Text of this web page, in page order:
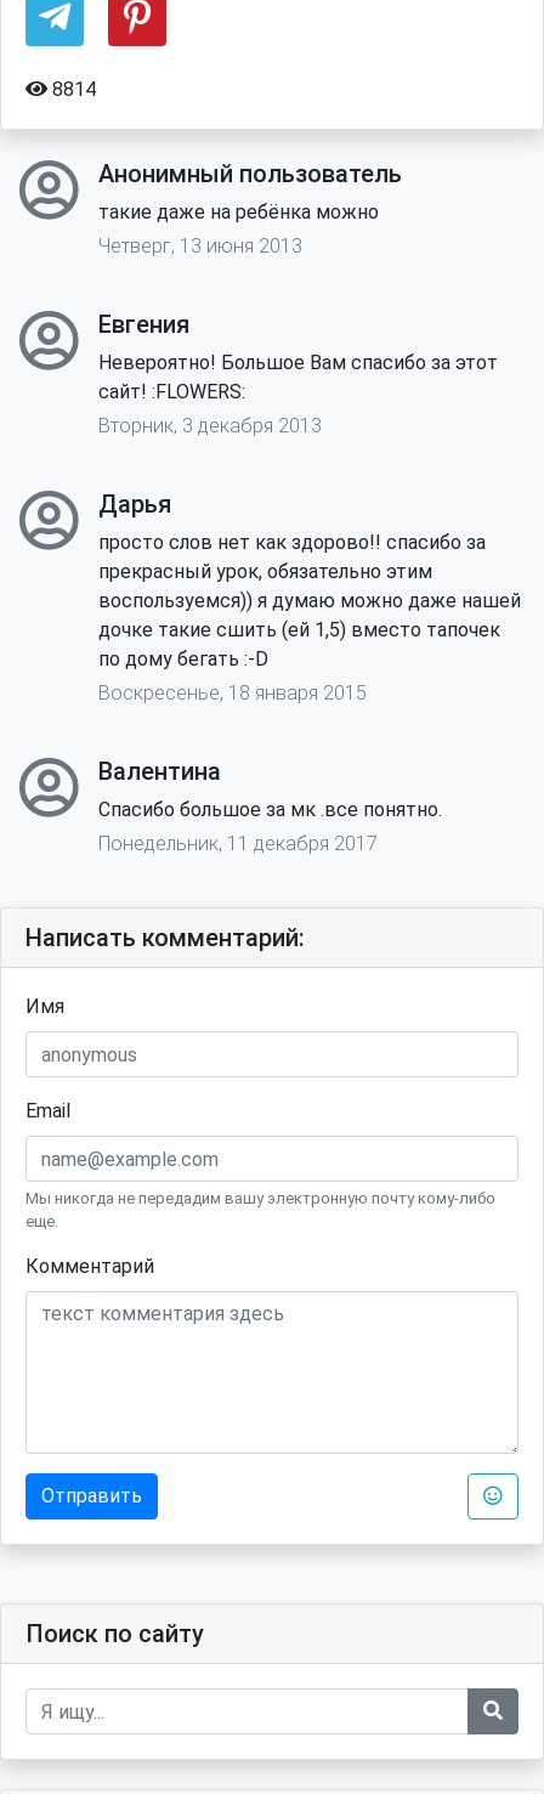
8814
Анонимный пользователь
такие даже на ребёнка можно
Четверг, 13 июня 2013
Евгения
Невероятно! Большое Вам спасибо за этот
сайт! :FLOWERS:
Вторник, 3 декабря 2013
Дарья
просто слов нет как здорово!! спасибо за
прекрасный урок, обязательно этим
воспользуемся)) я думаю можно даже нашей
дочке такие сшить (ей 1,5) вместо тапочек
по дому бегать :-D
Воскресенье, 18 января 2015
Валентина
Спасибо большое за мк .все понятно.
Понедельник, 11 декабря 2017
Написать комментарий:
Имя
Email
Мы никогда не передадим вашу электронную почту кому-либо
еще.
Комментарий
Отправить
Поиск по сайту